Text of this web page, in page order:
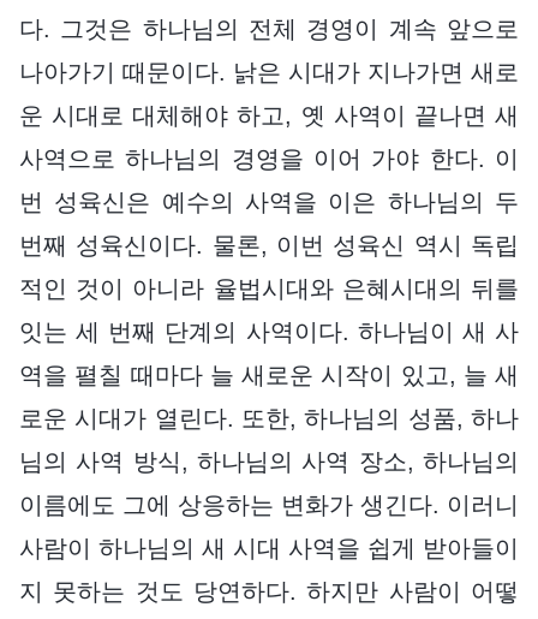
다. 그것은 하나님의 전체 경영이 계속 앞으로
나아가기 때문이다. 낡은 시대가 지나가면 새로
운 시대로 대체해야 하고, 옛 사역이 끝나면 새
사역으로 하나님의 경영을 이어 가야 한다. 이
번 성육신은 예수의 사역을 이은 하나님의 두
번째 성육신이다. 물론, 이번 성육신 역시 독립
적인 것이 아니라 율법시대와 은혜시대의 뒤를
잇는 세 번째 단계의 사역이다. 하나님이 새 사
역을 펼칠 때마다 늘 새로운 시작이 있고, 늘 새
로운 시대가 열린다. 또한, 하나님의 성품, 하나
님의 사역 방식, 하나님의 사역 장소, 하나님의
이름에도 그에 상응하는 변화가 생긴다. 이러니
사람이 하나님의 새 시대 사역을 쉽게 받아들이
지 못하는 것도 당연하다. 하지만 사람이 어떻